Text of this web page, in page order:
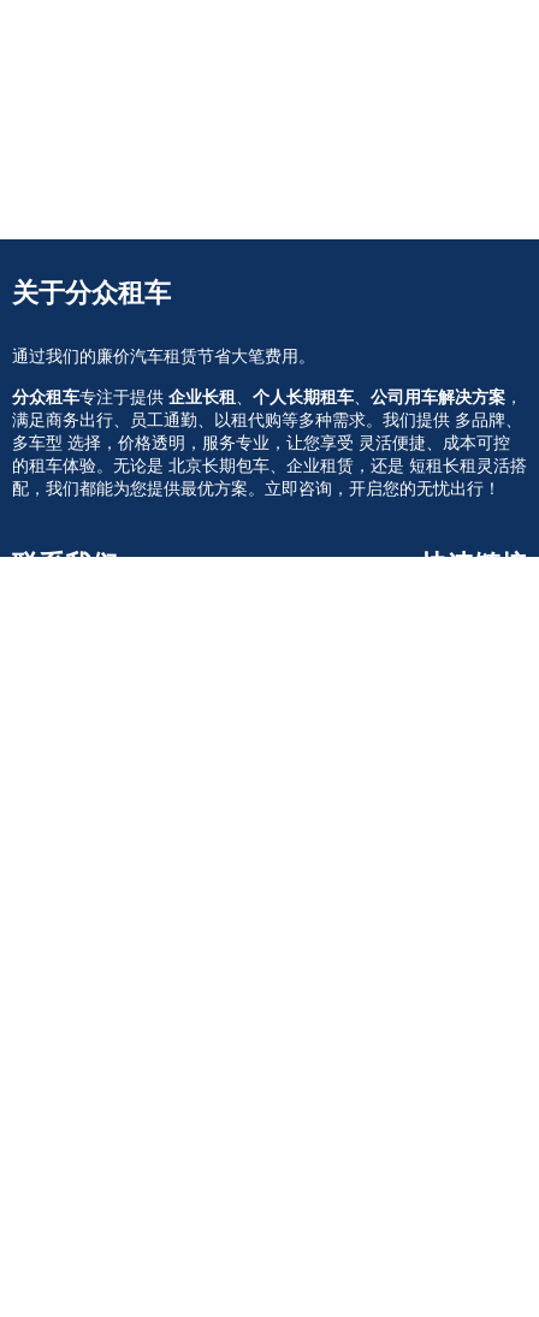
关于分众租车
通过我们的廉价汽车租赁节省大笔费用。
分众租车专注于提供 企业长租、 个人长期租车、 公司用车解决方案 ，
满足商务出行、员工通勤、以租代购等多种需求。我们提供 多品牌、
多车型 选择，价格透明，服务专业，让您享受 灵活便捷、成本可控
的租车体验。无论是 北京长期包车、企业租赁，还是 短租长租灵活搭
配，我们都能为您提供最优方案。立即咨询，开启您的无忧出行！
联系我们 快速链接